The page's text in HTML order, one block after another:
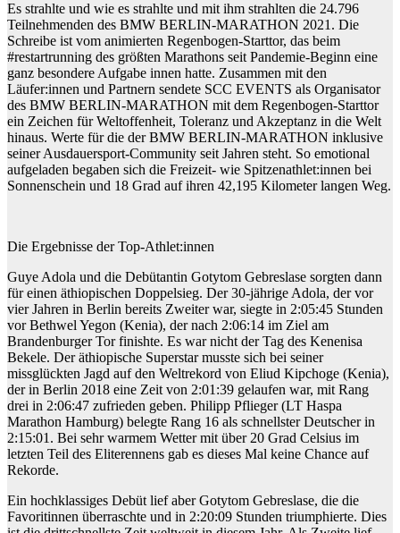
Es strahlte und wie es strahlte und mit ihm strahlten die 24.796
Teilnehmenden des BMW BERLIN-MARATHON 2021. Die
Schreibe ist vom animierten Regenbogen-Starttor, das beim
#restartrunning des größten Marathons seit Pandemie-Beginn eine
ganz besondere Aufgabe innen hatte. Zusammen mit den
Läufer:innen und Partnern sendete SCC EVENTS als Organisator
des BMW BERLIN-MARATHON mit dem Regenbogen-Starttor
ein Zeichen für Weltoffenheit, Toleranz und Akzeptanz in die Welt
hinaus. Werte für die der BMW BERLIN-MARATHON inklusive
seiner Ausdauersport-Community seit Jahren steht. So emotional
aufgeladen begaben sich die Freizeit- wie Spitzenathlet:innen bei
Sonnenschein und 18 Grad auf ihren 42,195 Kilometer langen Weg.
Die Ergebnisse der Top-Athlet:innen
Guye Adola und die Debütantin Gotytom Gebreslase sorgten dann
für einen äthiopischen Doppelsieg. Der 30-jährige Adola, der vor
vier Jahren in Berlin bereits Zweiter war, siegte in 2:05:45 Stunden
vor Bethwel Yegon (Kenia), der nach 2:06:14 im Ziel am
Brandenburger Tor finishte. Es war nicht der Tag des Kenenisa
Bekele. Der äthiopische Superstar musste sich bei seiner
missglückten Jagd auf den Weltrekord von Eliud Kipchoge (Kenia),
der in Berlin 2018 eine Zeit von 2:01:39 gelaufen war, mit Rang
drei in 2:06:47 zufrieden geben. Philipp Pflieger (LT Haspa
Marathon Hamburg) belegte Rang 16 als schnellster Deutscher in
2:15:01. Bei sehr warmem Wetter mit über 20 Grad Celsius im
letzten Teil des Eliterennens gab es dieses Mal keine Chance auf
Rekorde.
Ein hochklassiges Debüt lief aber Gotytom Gebreslase, die die
Favoritinnen überraschte und in 2:20:09 Stunden triumphierte. Dies